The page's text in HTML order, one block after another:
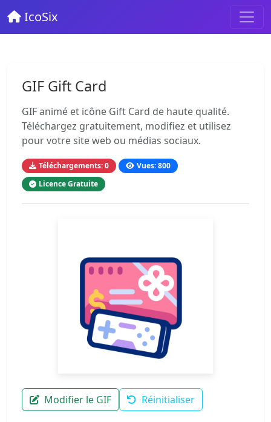
IcoSix
GIF Gift Card
GIF animé et icône Gift Card de haute qualité.
Téléchargez gratuitement, modifiez et utilisez
pour votre site web ou médias sociaux.
Téléchargements: 0
Vues: 800
Licence Gratuite
Modifier le GIF Réinitialiser